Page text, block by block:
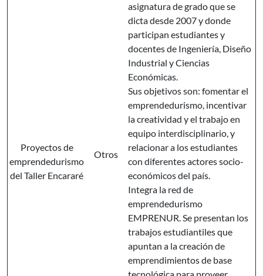
Proyectos de
emprendedurismo
del Taller Encararé
Otros
asignatura de grado que se
dicta desde 2007 y donde
participan estudiantes y
docentes de Ingeniería, Diseño
Industrial y Ciencias
Económicas.
Sus objetivos son: fomentar el
emprendedurismo, incentivar
la creatividad y el trabajo en
equipo interdisciplinario, y
relacionar a los estudiantes
con diferentes actores socio-
económicos del país.
Integra la red de
emprendedurismo
EMPRENUR. Se presentan los
trabajos estudiantiles que
apuntan a la creación de
emprendimientos de base